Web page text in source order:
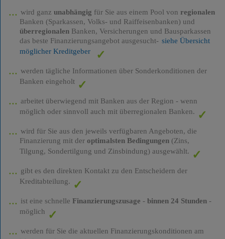
wird ganz unabhängig für Sie aus einem Pool von regionalen
Banken (Sparkassen, Volks- und Raiffeisenbanken) und
überregionalenBanken, Versicherungen und Bausparkassen
das beste Finanzierungsangebot ausgesucht- siehe Übersicht
möglicher Kreditgeber
werden tägliche Informationen über Sonderkonditionen der
Banken eingeholt
arbeitet überwiegend mit Banken aus der Region - wenn
möglich oder sinnvoll auch mit überregionalen Banken.
wird für Sie aus den jeweils verfügbaren Angeboten, die
Finanzierung mit der optimalsten Bedingungen(Zins,
Tilgung, Sondertilgung und Zinsbindung) ausgewählt.
gibt es den direkten Kontakt zu den Entscheidern der
Kreditabteilung.
ist eine schnelle Finanzierungszusage - binnen 24 Stunden-
möglich
werden für Sie die aktuellen Finanzierungskonditionen am